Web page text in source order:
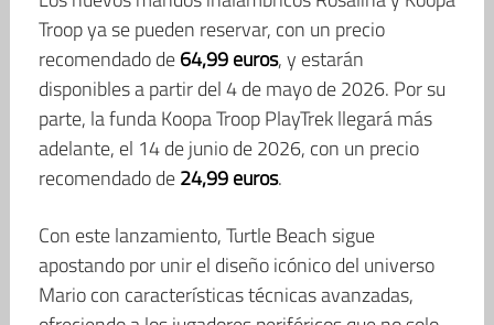
Troop ya se pueden reservar, con un precio
recomendado de64,99 euros, y estarán
disponibles a partir del 4 de mayo de 2026. Por su
parte, la funda Koopa Troop PlayTrek llegará más
adelante, el 14 de junio de 2026, con un precio
recomendado de24,99 euros.
Con este lanzamiento, Turtle Beach sigue
apostando por unir el diseño icónico del universo
Mario con características técnicas avanzadas,